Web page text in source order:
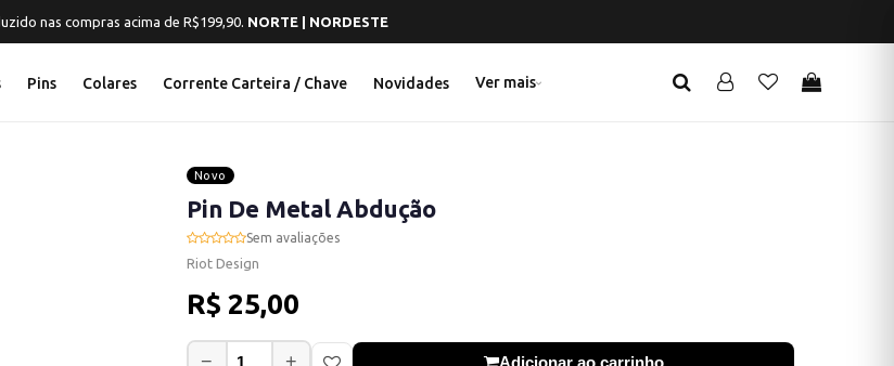
nas compras acima de R$199,90. NORTE | NORDESTE
Pins Colares Corrente Carteira / Chave Novidades Ver mais
Novo
Pin De Metal Abdução
Sem avaliações
Riot Design
R$ 25,00
− + Adicionar ao carrinho